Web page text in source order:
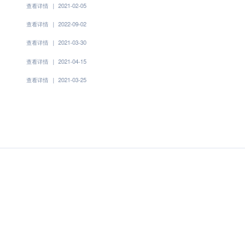
查看详情 | 2021-02-05
查看详情 | 2022-09-02
查看详情 | 2021-03-30
查看详情 | 2021-04-15
查看详情 | 2021-03-25